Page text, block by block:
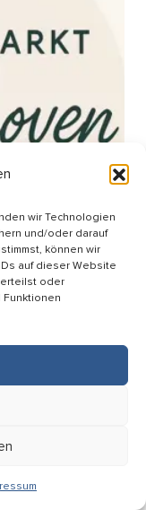
wir Technologien
und/oder darauf
können wir
auf dieser Website
oder
Funktionen